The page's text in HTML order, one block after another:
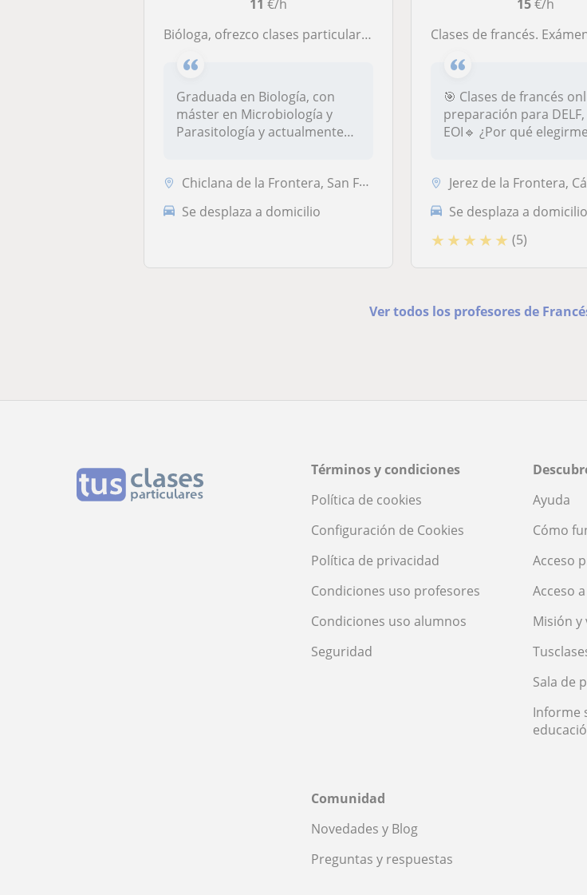
11 €/h
Bióloga, ofrezco clases particulares de Francés
Graduada en Biología, con
máster en Microbiología y
Parasitología y actualmente
Chiclana de la Frontera, San Fernando
Se desplaza a domicilio
15€/h
Clases de francés. Exámenes DELF B1-
🎯 Clases de francés
preparación para DELF,
EOI🔹 ¿Por qué
Jerez de la Frontera, Cádiz Capital, El Cuervo de
Se desplaza a domicilio
★ ★ ★ ★ ★ (5)
Ver todos los profesores de
Términos y condiciones
Política de cookies
Configuración de Cookies
Política de privacidad
Condiciones uso profesores
Condiciones uso alumnos
Seguridad
Ayuda
Cómo
Acceso
Acceso
Misión y
Sala de
Informe
Comunidad
Novedades y Blog
Preguntas y respuestas